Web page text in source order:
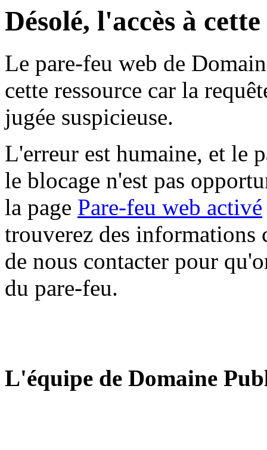
Désolé, l'accès à
Le pare-feu web de
cette ressource car la
jugée suspicieuse.
L'erreur est humaine, et le
le blocage n'est pas
la page Pare-feu web activé
trouverez des informations
de nous contacter pour
du pare-feu.
L'équipe de Domaine